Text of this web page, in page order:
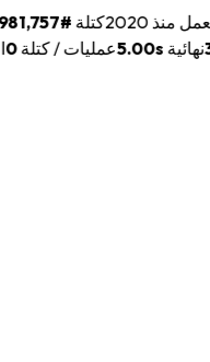
·تعمل منذ 2020 كتلة#
نهائية5.00sعمليات / كتلة